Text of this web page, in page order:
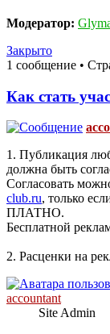
Модератор:
Закрыто
1 сообщение •
Как стать
1. Публикация
должна быть
Согласовать
club.ru, только
ПЛАТНО.
Бесплатной
2. Расценки на
accountant
Site Admin